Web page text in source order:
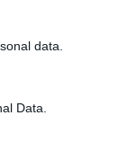
data.
Data.